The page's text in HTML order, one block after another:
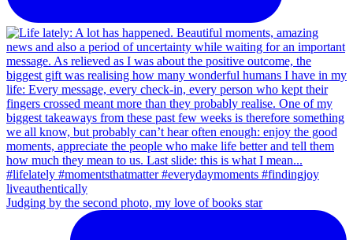
Judging by the second photo, my love of books star